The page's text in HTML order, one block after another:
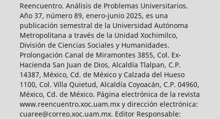
Reencuentro. Análisis de Problemas Universitarios.
Año 37, número 89, enero-junio 2025, es una
publicación semestral de la Universidad Autónoma
Metropolitana a través de la Unidad Xochimilco,
División de Ciencias Sociales y Humanidades.
Prolongación Canal de Miramontes 3855, Col. Ex-
Hacienda San Juan de Dios, Alcaldía Tlalpan, C.P.
14387, México, Cd. de México y Calzada del Hueso
1100, Col. Villa Quietud, Alcaldía Coyoacán, C.P. 04960,
México, Cd. de México. Página electrónica de la revista
www.reencuentro.xoc.uam.mx y dirección electrónica:
cuaree@correo.xoc.uam.mx. Editor Responsable: